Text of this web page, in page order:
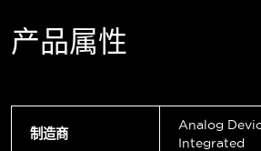
产品属性
制造商
Analog
Integrated